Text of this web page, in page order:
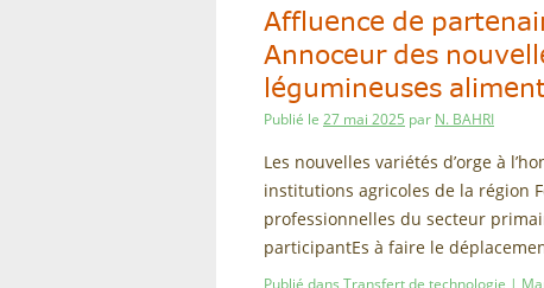
Affluence de
Annoceur des
légumineuses
Publié le 27 mai 2025 par N. BAHRI
Les nouvelles variétés d’orge à
institutions agricoles de la région
professionnelles du secteur
participantEs à faire le
Publié dans Transfert de technologie |